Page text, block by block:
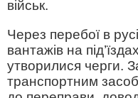
військ.
Через перебої в
вантажів на
утворилися черги.
транспортним